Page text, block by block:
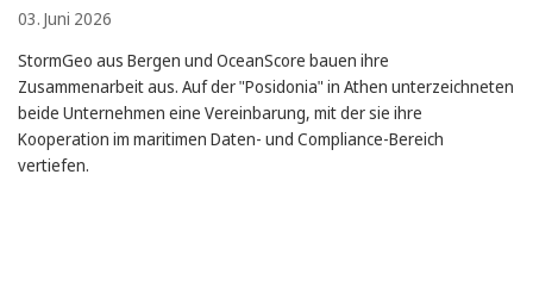
03. Juni 2026
StormGeo aus Bergen und OceanScore bauen ihre
Zusammenarbeit aus. Auf der "Posidonia" in Athen unterzeichneten
beide Unternehmen eine Vereinbarung, mit der sie ihre
Kooperation im maritimen Daten- und Compliance-Bereich
vertiefen.